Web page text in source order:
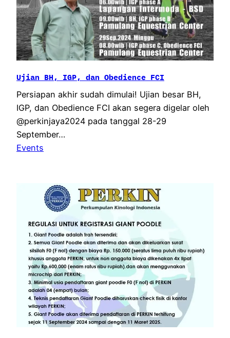
Ujian BH, IGP, dan Obedience FCI
Persiapan akhir sudah dimulai! Ujian besar BH,
IGP, dan Obedience FCI akan segera digelar oleh
@perkinjaya2024 pada tanggal 28-29
September…
Events